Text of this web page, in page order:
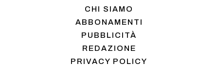
CHI SIAMO
ABBONAMENTI
PUBBLICITÀ
REDAZIONE
PRIVACY POLICY